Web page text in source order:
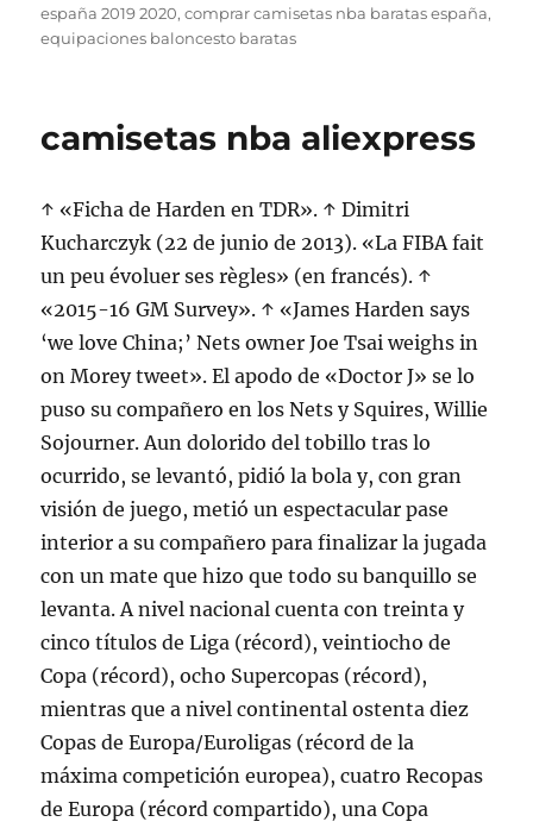
el
españa 2019 2020,comprar camisetas nba baratas españa,
equipaciones baloncesto baratas
camisetas nba aliexpress
↑ «Ficha de Harden en TDR». ↑ Dimitri
Kucharczyk (22 de junio de 2013). «La FIBA fait
un peu évoluer ses règles» (en francés). ↑
«2015-16 GM Survey». ↑ «James Harden says
‘we love China;’ Nets owner Joe Tsai weighs in
on Morey tweet». El apodo de «Doctor J» se lo
puso su compañero en los Nets y Squires, Willie
Sojourner. Aun dolorido del tobillo tras lo
ocurrido, se levantó, pidió la bola y, con gran
visión de juego, metió un espectacular pase
interior a su compañero para finalizar la jugada
con un mate que hizo que todo su banquillo se
levanta. A nivel nacional cuenta con treinta y
cinco títulos de Liga (récord), veintiocho de
Copa (récord), ocho Supercopas (récord),
mientras que a nivel continental ostenta diez
Copas de Europa/Euroligas (récord de la
máxima competición europea), cuatro Recopas
de Europa (récord compartido), una Copa